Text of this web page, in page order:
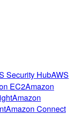
Security HubAWS
EC2Amazon
Amazon
Amazon Connect